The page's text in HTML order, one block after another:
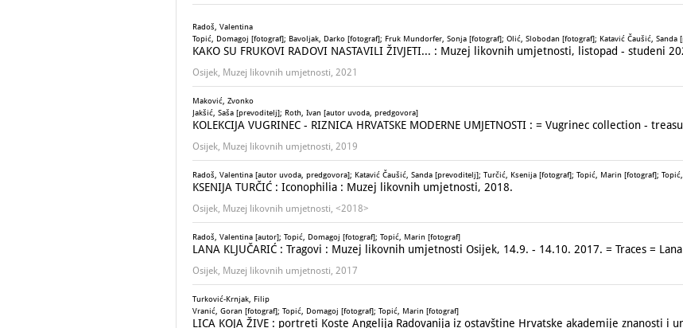
Radoš, Valentina
Topić, Domagoj [fotograf]; Bavoljak, Darko [fotograf]; Fruk Mundorfer, Sonja [fotograf]; Olić, Slobodan [fotograf]; Katavić Čaušić, Sanda
KAKO SU FRUKOVI RADOVI NASTAVILI ŽIVJETI... : Muzej likovnih umjetnosti, listopad - studeni
Osijek, Muzej likovnih umjetnosti, 2021
Maković, Zvonko
Jakšić, Saša [prevoditelj]; Roth, Ivan [autor uvoda, predgovora]
KOLEKCIJA VUGRINEC - RIZNICA HRVATSKE MODERNE UMJETNOSTI : = Vugrinec collection -
Osijek, Muzej likovnih umjetnosti, 2019
Radoš, Valentina [autor uvoda, predgovora]; Katavić Čaušić, Sanda [prevoditelj]; Turčić, Ksenija [fotograf]; Topić, Marin [fotograf];
KSENIJA TURČIĆ : Iconophilia : Muzej likovnih umjetnosti, 2018.
Osijek, Muzej likovnih umjetnosti, <2018>
Radoš, Valentina [autor]; Topić, Domagoj [fotograf]; Topić, Marin [fotograf]
LANA KLJUČARIĆ : Tragovi : Muzej likovnih umjetnosti Osijek, 14.9. - 14.10. 2017. = Traces =
Osijek, Muzej likovnih umjetnosti, 2017
Turković-Krnjak, Filip
Vranić, Goran [fotograf]; Topić, Domagoj [fotograf]; Topić, Marin [fotograf]
LICA KOJA ŽIVE : portreti Koste Angelija Radovanija iz ostavštine Hrvatske akademije znanosti i